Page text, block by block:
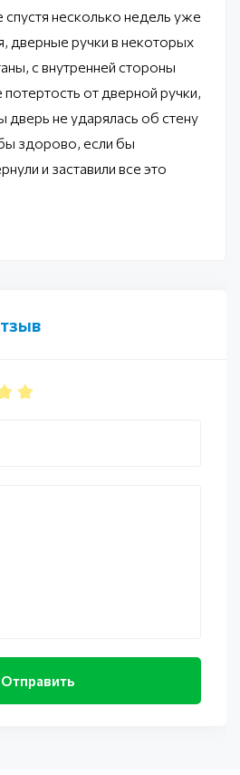
несколько недель уже
дверные ручки в некоторых
с внутренней стороны
от дверной ручки,
дверь не ударялась об стену
здорово, если бы
и заставили все это